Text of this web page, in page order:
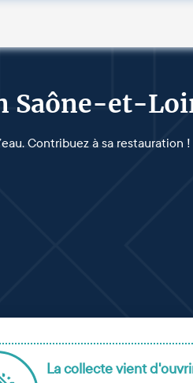
Saône-et-
Contribuez à sa restauration !
La collecte vient